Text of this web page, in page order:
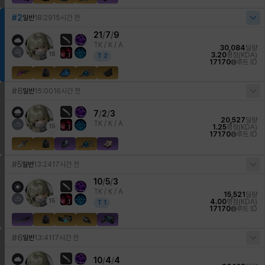
#2일반18:2915시간 전
18 1
21 /7/9
TK / K / A
T 2
30,084딜량
3.20평점(KDA)
17170
루트 ID
#6일반15:0016시간 전
15 1
7/2/3
TK / K / A 20,527딜량
1.25평점(KDA)
17170
루트 ID
#5일반13:2417시간 전
15 1
10/5/3
TK / K / A
T 1
15,521 딜량
4.00평점(KDA)
17170
루트 ID
#6일반13:41 17시간 전
10/4/4